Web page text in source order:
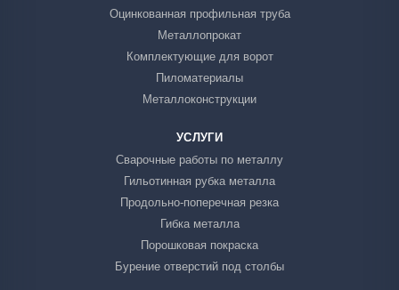
Оцинкованная профильная труба
Металлопрокат
Комплектующие для ворот
Пиломатериалы
Металлоконструкции
УСЛУГИ
Сварочные работы по металлу
Гильотинная рубка металла
Продольно-поперечная резка
Гибка металла
Порошковая покраска
Бурение отверстий под столбы